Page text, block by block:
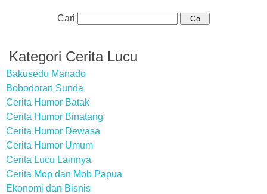
Cari
Kategori Cerita Lucu
Bakusedu Manado
Bobodoran Sunda
Cerita Humor Batak
Cerita Humor Binatang
Cerita Humor Dewasa
Cerita Humor Umum
Cerita Lucu Lainnya
Cerita Mop dan Mob Papua
Ekonomi dan Bisnis